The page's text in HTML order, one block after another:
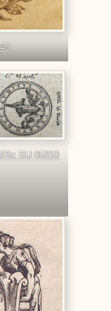
Bc BU 05810